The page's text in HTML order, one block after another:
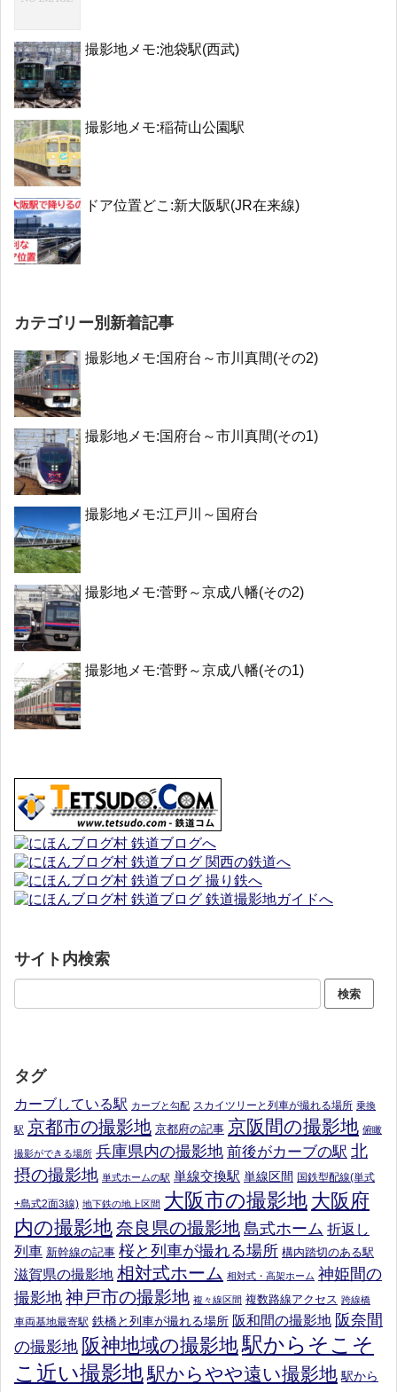
撮影地メモ:池袋駅(西武)
撮影地メモ:稲荷山公園駅
ドア位置どこ:新大阪駅(JR在来線)
カテゴリー別新着記事
撮影地メモ:国府台～市川真間(その2)
撮影地メモ:国府台～市川真間(その1)
撮影地メモ:江戸川～国府台
撮影地メモ:菅野～京成八幡(その2)
撮影地メモ:菅野～京成八幡(その1)
サイト内検索
タグ
カーブしている駅 カーブと勾配 スカイツリーと列車が撮れる場所 乗換
駅 京都市の撮影地 京都府の記事 京阪間の撮影地 俯瞰
撮影ができる場所 兵庫県内の撮影地 前後がカーブの駅 北
摂の撮影地 単式ホームの駅 単線交換駅 単線区間 国鉄型配線(単式
+島式2面3線) 地下鉄の地上区間 大阪市の撮影地 大阪府
内の撮影地奈良県の撮影地 島式ホーム 折返し
列車 新幹線の記事 桜と列車が撮れる場所 構内踏切のある駅
滋賀県の撮影地 相対式ホーム 相対式・高架ホーム 神姫間の
撮影地神戸市の撮影地 複々線区間 複数路線アクセス 跨線橋
車両基地最寄駅 鉄橋と列車が撮れる場所 阪和間の撮影地 阪奈間
の撮影地 阪神地域の撮影地駅からそこそ
こ近い撮影地駅からやや遠い撮影地 駅から